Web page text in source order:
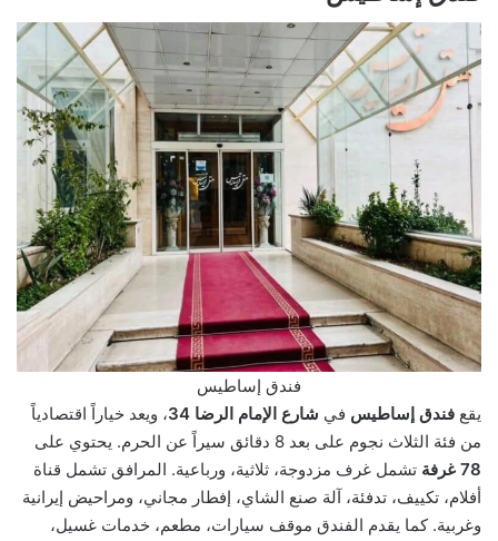
فندق إساطيس
يقع فندق إساطيس في شارع الإمام الرضا 34
، ويعد خياراً اقتصادياً
من فئة الثلاث نجوم على بعد 8 دقائق سيراً عن الحرم. يحتوي على
78 غرفة
تشمل غرف مزدوجة، ثلاثية، ورباعية. المرافق تشمل قناة
أفلام، تكييف، تدفئة، آلة صنع الشاي، إفطار مجاني، ومراحيض إيرانية
وغربية. كما يقدم الفندق موقف سيارات، مطعم، خدمات غسيل،